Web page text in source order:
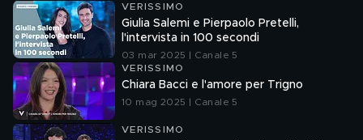
VERISSIMO
Giulia Salemi e Pierpaolo Pretelli,
l'intervista in 100 secondi
03 mar 2025 | Canale 5
VERISSIMO
Chiara Bacci e l'amore per Trigno
10 mag 2025 | Canale 5
VERISSIMO